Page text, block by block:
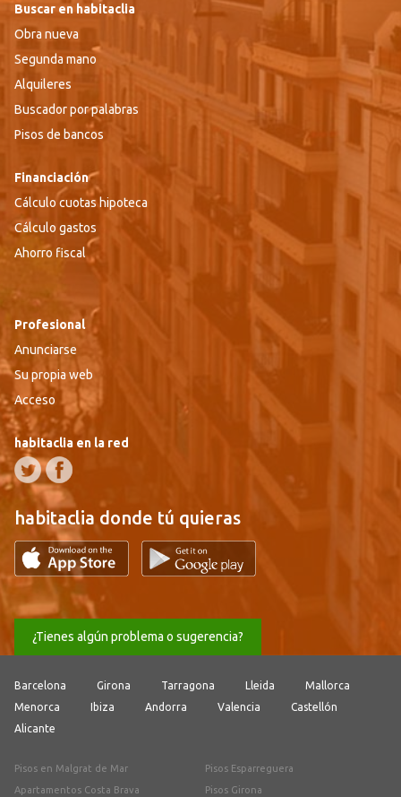
Buscar en habitaclia
Obra nueva
Segunda mano
Alquileres
Buscador por palabras
Pisos de bancos
Financiación
Cálculo cuotas hipoteca
Cálculo gastos
Ahorro fiscal
Profesional
Anunciarse
Su propia web
Acceso
habitaclia en la red
habitaclia donde tú quieras
¿Tienes algún problema o sugerencia?
Barcelona Girona Tarragona Lleida
Mallorca
Menorca
Ibiza Andorra Valencia
Castellón
Alicante
Pisos en Malgrat de Mar
Apartamentos Costa Brava
Pisos Esparreguera
Pisos Girona